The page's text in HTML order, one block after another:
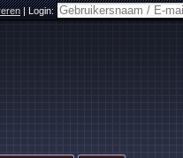
|Login: